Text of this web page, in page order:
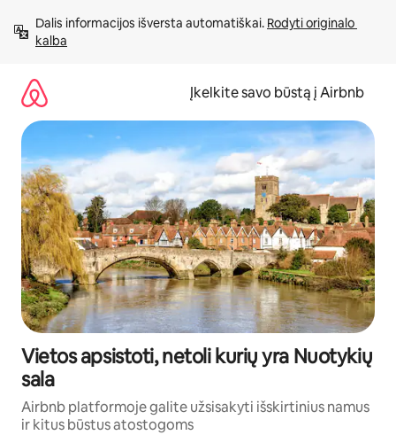
prie
turinio
Dalis informacijos išversta automatiškai. Rodyti originalo
kalba
Įkelkite savo būstą į Airbnb
Vietos apsistoti, netoli kurių yra Nuotykių
sala
Airbnb platformoje galite užsisakyti išskirtinius namus
ir kitus būstus atostogoms